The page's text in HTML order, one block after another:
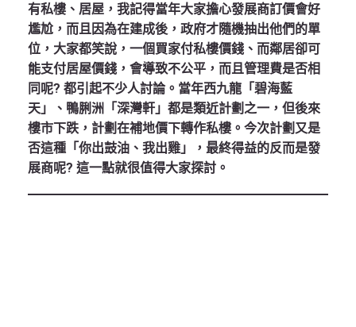
有私樓、居屋，我記得當年大家擔心發展商訂價會好
尷尬，而且因為在建成後，政府才隨機抽出他們的單
位，大家都笑說，一個買家付私樓價錢、而鄰居卻可
能支付居屋價錢，會導致不公平，而且管理費是否相
同呢? 都引起不少人討論。當年西九龍「碧海藍
天」、鴨脷洲「深灣軒」都是類近計劃之一，但後來
樓市下跌，計劃在補地價下轉作私樓。今次計劃又是
否這種「你出鼓油、我出雞」，最終得益的反而是發
展商呢? 這一點就很值得大家探討。